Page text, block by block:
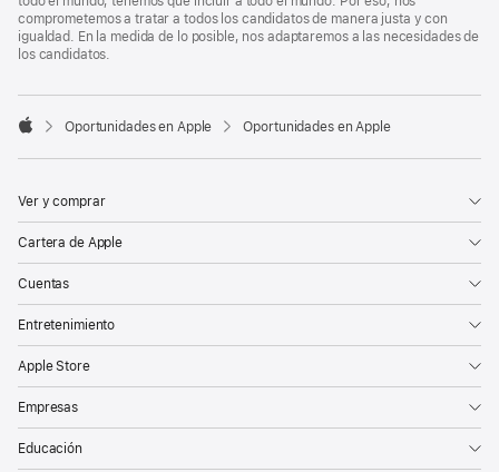
comprometemos a tratar a todos los candidatos de manera justa y con
igualdad. En la medida de lo posible, nos adaptaremos a las necesidades de
los candidatos.

Oportunidades en Apple Oportunidades en Apple
Ver y comprar
Cartera de Apple
Cuentas
Entretenimiento
Apple Store
Empresas
Educación